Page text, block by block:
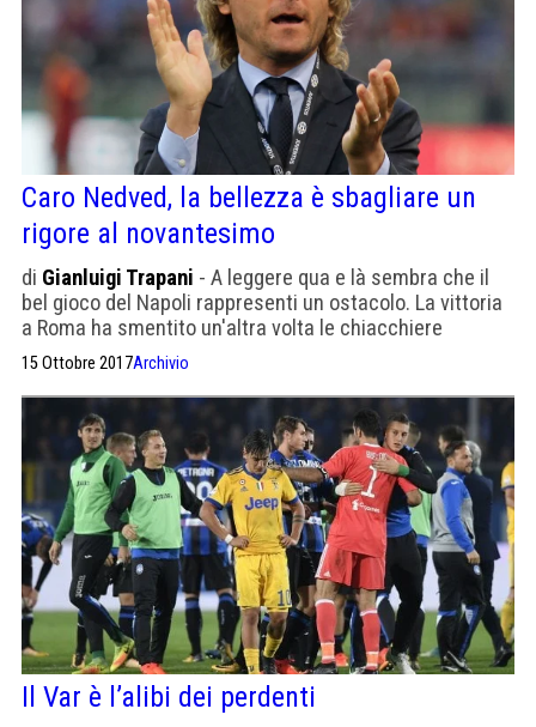
Caro Nedved, la bellezza è sbagliare un
rigore al novantesimo
di Gianluigi Trapani - A leggere qua e là sembra che il
bel gioco del Napoli rappresenti un ostacolo. La vittoria
a Roma ha smentito un'altra volta le chiacchiere
15 Ottobre 2017Archivio
Il Var è l’alibi dei perdenti